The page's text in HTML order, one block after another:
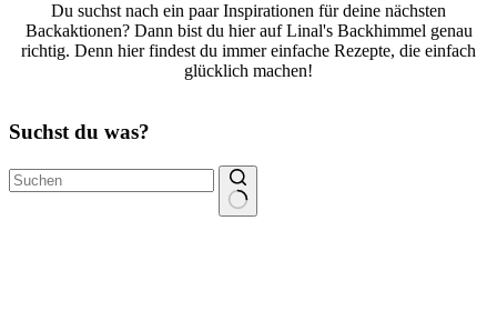
Du suchst nach ein paar Inspirationen für deine nächsten
Backaktionen? Dann bist du hier auf Linal's Backhimmel genau
richtig. Denn hier findest du immer einfache Rezepte, die einfach
glücklich machen!
Suchst du was?